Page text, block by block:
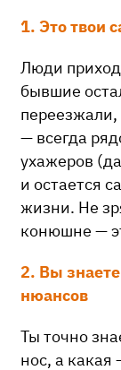
1. Это твои
Люди
бывшие
— всегда
ухажеров
и остается
жизни. Не
конюшне —
2. Вы
нюансов
Ты точно
нос, а